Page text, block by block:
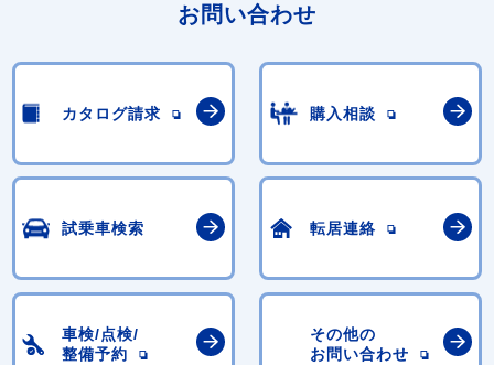
お問い合わせ
カタログ請求 購入相談
試乗車検索 転居連絡
車検/点検/
整備予約
その他の
お問い合わせ